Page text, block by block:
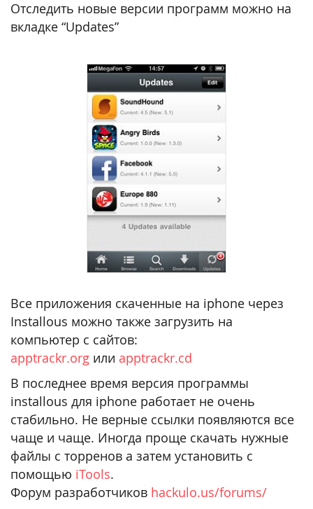
Отследить новые версии программ можно на
вкладке “Updates”
Все приложения скаченные на iphone через
Installous можно также загрузить на
компьютер с сайтов:
apptrackr.org или apptrackr.cd
В последнее время версия программы
installous для iphone работает не очень
стабильно. Не верные ссылки появляются все
чаще и чаще. Иногда проще скачать нужные
файлы с торренов а затем установить с
помощью iTools.
Форум разработчиков hackulo.us/forums/